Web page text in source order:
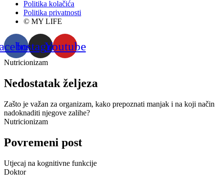
Politika kolačića
Politika privatnosti
© MY LIFE
InstagramYoutube
Nutricionizam
Nedostatak željeza
Zašto je važan za organizam, kako prepoznati manjak i na koji način
nadoknaditi njegove zalihe?
Nutricionizam
Povremeni post
Utjecaj na kognitivne funkcije
Doktor